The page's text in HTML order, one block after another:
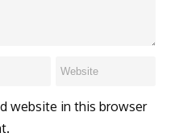
website in this browser